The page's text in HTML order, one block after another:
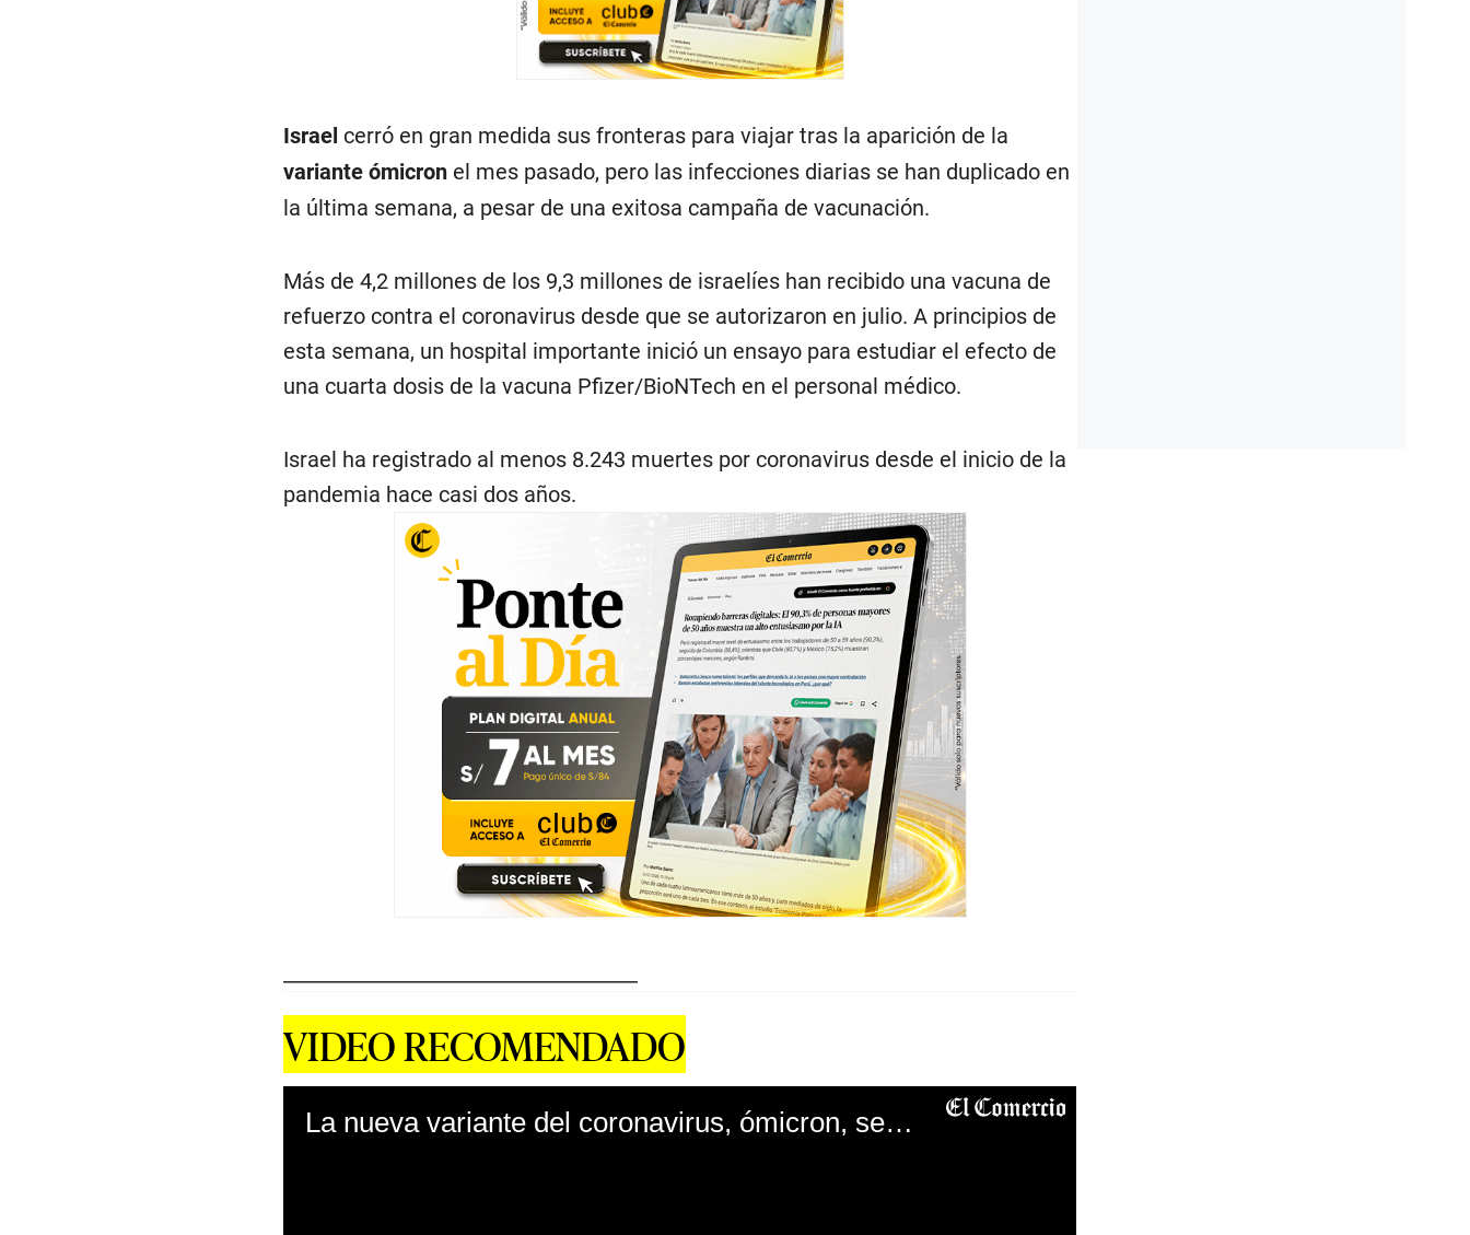
Israel cerró en gran medida sus fronteras para viajar tras la aparición de la
variante ómicron el mes pasado, pero las infecciones diarias se han duplicado en
la última semana, a pesar de una exitosa campaña de vacunación.
Más de 4,2 millones de los 9,3 millones de israelíes han recibido una vacuna de
refuerzo contra el coronavirus desde que se autorizaron en julio. A principios de
esta semana, un hospital importante inició un ensayo para estudiar el efecto de
una cuarta dosis de la vacuna Pfizer/BioNTech en el personal médico.
Israel ha registrado al menos 8.243 muertes por coronavirus desde el inicio de la
pandemia hace casi dos años.
VIDEO RECOMENDADO
La nueva variante del coronavirus, ómicron, se expande por el mundo